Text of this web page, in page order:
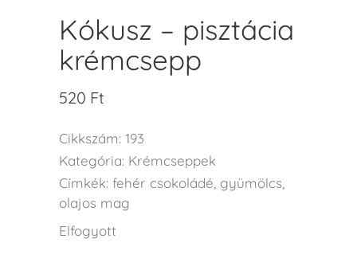
Kókusz – pisztácia
krémcsepp
520 Ft
Cikkszám: 193
Kategória: Krémcseppek
Címkék: fehér csokoládé, gyümölcs,
olajos mag
Elfogyott